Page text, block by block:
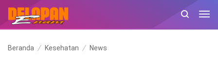
Beranda Kesehatan News